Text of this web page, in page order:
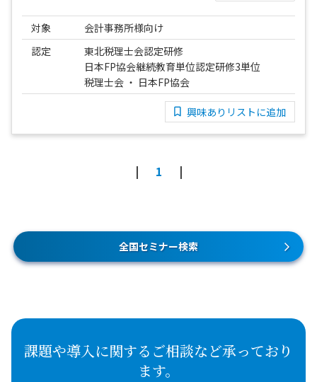
対象
会計事務所様向け
認定
東北税理士会認定研修
日本FP協会継続教育単位認定研修3単位
税理士会 ・ 日本FP協会
興味ありリストに追加
1
全国セミナー検索
課題や導入に関するご相談など承っており
ます。